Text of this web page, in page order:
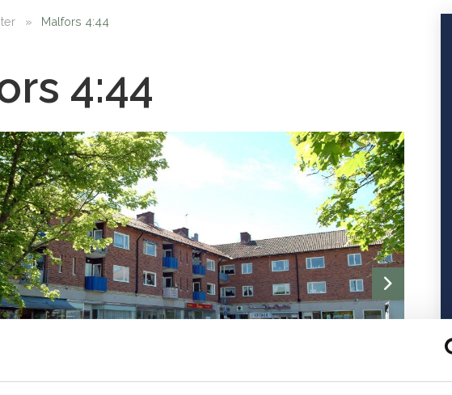
» Malfors 4:44
4:44